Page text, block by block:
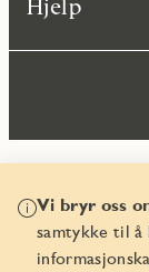
Vi bryr oss
samtykke til å
Hjelp